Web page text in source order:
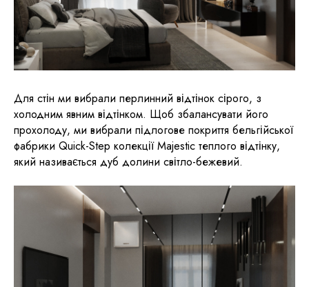
Для стін ми вибрали перлинний відтінок сірого, з
холодним явним відтінком. Щоб збалансувати його
прохолоду, ми вибрали підлогове покриття бельгійської
фабрики Quick-Step колекції Majestic теплого відтінку,
який називається дуб долини світло-бежевий.